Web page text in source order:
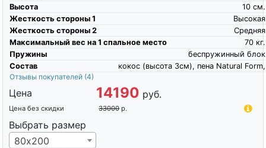
Высота
см.
10
Жесткость стороны 1
Высокая
Жесткость стороны 2
Средняя
Максимальный вес на 1 спальное место
кг.
70
Пружины
беспружинный блок
Состав
кокос (высота 3см), пена Natural Form,
Отзывы покупателей (4)
Цена 14190 руб.
Цена без скидки 33000 р.
Выбрать размер
80х200